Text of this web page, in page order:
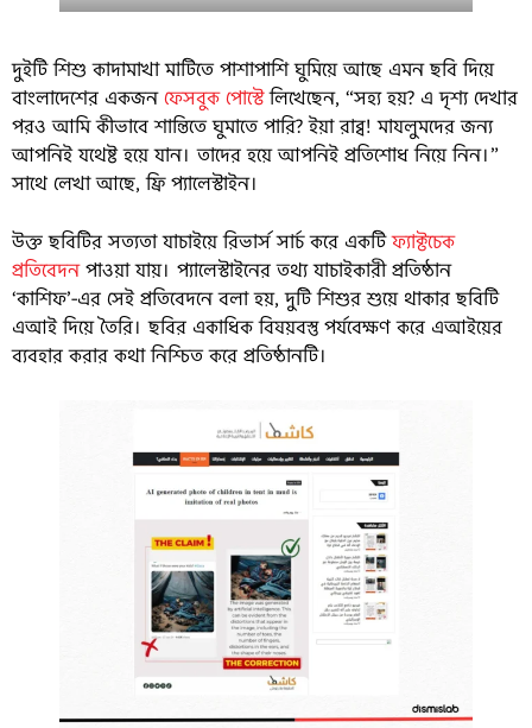
দুইটি শিশু কাদামাখা মাটিতে পাশাপাশি ঘুমিয়ে আছে এমন ছবি দিয়ে
বাংলাদেশের একজনফেসবুক পোস্টেলিখেছেন, “সহ্য হয়? এ দৃশ্য দেখার
পরও আমি কীভাবে শান্তিতে ঘুমাতে পারি? ইয়া রাব্ব! মাযলুমদের জন্য
আপনিই যথেষ্ট হয়ে যান। তাদের হয়ে আপনিই প্রতিশোধ নিয়ে নিন।”
সাথে লেখা আছে, ফ্রি প্যালেস্টাইন।
উক্ত ছবিটির সত্যতা যাচাইয়ে রিভার্স সার্চ করে একটিফ্যাক্টচেক
প্রতিবেদনপাওয়া যায়। প্যালেস্টাইনের তথ্য যাচাইকারী প্রতিষ্ঠান
‘কাশিফ’-এর সেই প্রতিবেদনে বলা হয়, দুটি শিশুর শুয়ে থাকার ছবিটি
এআই দিয়ে তৈরি। ছবির একাধিক বিষয়বস্তু পর্যবেক্ষণ করে এআইয়ের
ব্যবহার করার কথা নিশ্চিত করে প্রতিষ্ঠানটি।